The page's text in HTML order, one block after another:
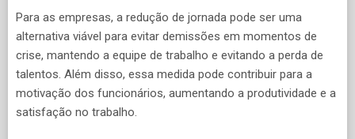
Para as empresas, a redução de jornada pode ser uma
alternativa viável para evitar demissões em momentos de
crise, mantendo a equipe de trabalho e evitando a perda de
talentos. Além disso, essa medida pode contribuir para a
motivação dos funcionários, aumentando a produtividade e a
satisfação no trabalho.